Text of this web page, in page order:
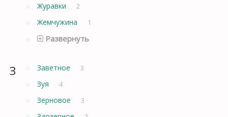
Журавки 2
Жемчужина 1
Развернуть
З Заветное 3
Зуя 4
Зерновое 3